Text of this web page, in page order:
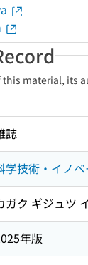
this material, its
誌
学技術・イノ
ガク ギジュツ
年版